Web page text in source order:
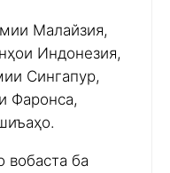
Малайзия,
Индонезия,
Сингапур,
Фаронса,
вобаста ба